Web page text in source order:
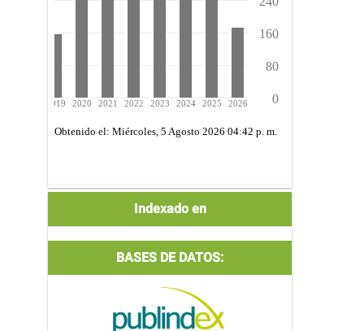
Indexado en
BASES DE DATOS: